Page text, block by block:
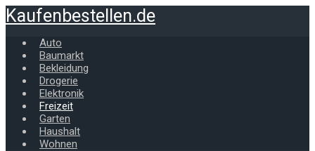
Zum
Hauptinhalt
springen
Kaufenbestellen.de
Auto
Baumarkt
Bekleidung
Drogerie
Elektronik
Freizeit
Garten
Haushalt
Wohnen